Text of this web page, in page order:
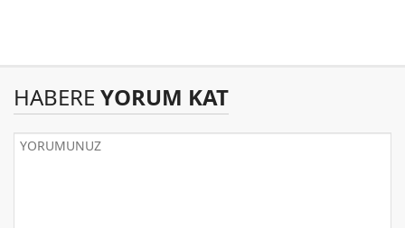
HABERE YORUM KAT